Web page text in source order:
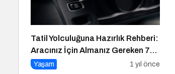
Tatil Yolculuğuna Hazırlık Rehberi:
Aracınız İçin Almanız Gereken 7
Temel Önlem!
Yaşam 1 yıl önce